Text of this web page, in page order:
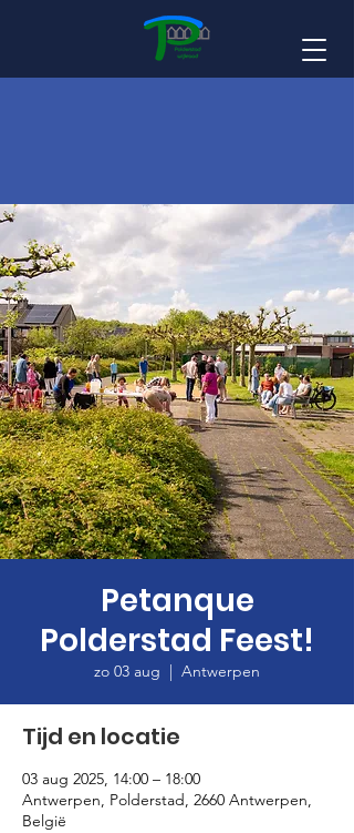
Petanque
Polderstad Feest!
zo 03 aug
  |
Antwerpen
Tijd en locatie
03 aug 2025, 14:00 – 18:00
Antwerpen, Polderstad, 2660 Antwerpen,
België